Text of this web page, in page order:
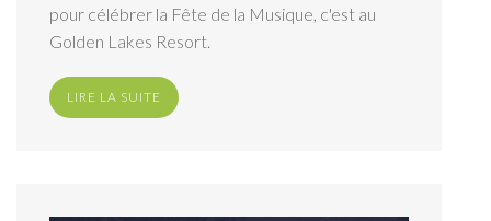
pour célébrer la Fête de la Musique, c'est au
Golden Lakes Resort.
LIRE LA SUITE